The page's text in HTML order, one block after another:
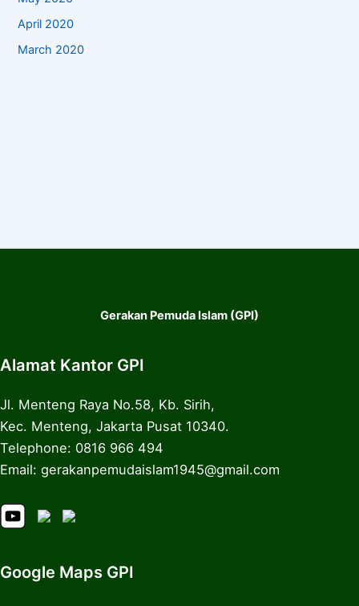
April 2020
March 2020
Gerakan Pemuda Islam (GPI)
Alamat Kantor GPI
Jl. Menteng Raya No.58, Kb. Sirih,
Kec. Menteng, Jakarta Pusat 10340.
Telephone: 0816 966 494
Email: gerakanpemudaislam1945@gmail.com
Google Maps GPI